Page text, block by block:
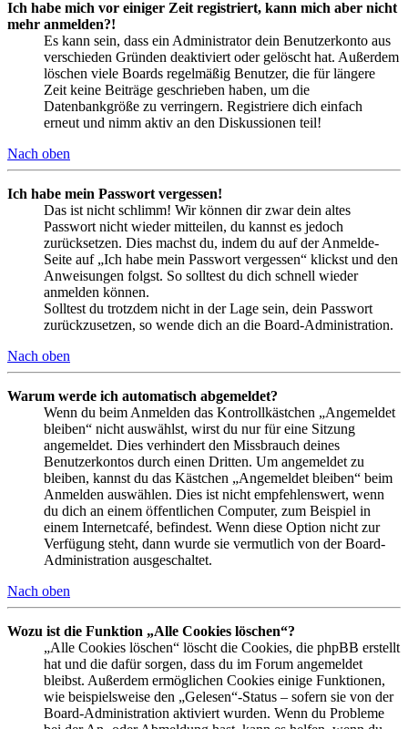
Ich habe mich vor einiger Zeit registriert, kann mich aber nicht
mehr anmelden?!
Es kann sein, dass ein Administrator dein Benutzerkonto aus
verschieden Gründen deaktiviert oder gelöscht hat. Außerdem
löschen viele Boards regelmäßig Benutzer, die für längere
Zeit keine Beiträge geschrieben haben, um die
Datenbankgröße zu verringern. Registriere dich einfach
erneut und nimm aktiv an den Diskussionen teil!
Nach oben
Ich habe mein Passwort vergessen!
Das ist nicht schlimm! Wir können dir zwar dein altes
Passwort nicht wieder mitteilen, du kannst es jedoch
zurücksetzen. Dies machst du, indem du auf der Anmelde-
Seite auf „Ich habe mein Passwort vergessen“ klickst und den
Anweisungen folgst. So solltest du dich schnell wieder
anmelden können.
Solltest du trotzdem nicht in der Lage sein, dein Passwort
zurückzusetzen, so wende dich an die Board-Administration.
Nach oben
Warum werde ich automatisch abgemeldet?
Wenn du beim Anmelden das Kontrollkästchen „Angemeldet
bleiben“ nicht auswählst, wirst du nur für eine Sitzung
angemeldet. Dies verhindert den Missbrauch deines
Benutzerkontos durch einen Dritten. Um angemeldet zu
bleiben, kannst du das Kästchen „Angemeldet bleiben“ beim
Anmelden auswählen. Dies ist nicht empfehlenswert, wenn
du dich an einem öffentlichen Computer, zum Beispiel in
einem Internetcafé, befindest. Wenn diese Option nicht zur
Verfügung steht, dann wurde sie vermutlich von der Board-
Administration ausgeschaltet.
Nach oben
Wozu ist die Funktion „Alle Cookies löschen“?
„Alle Cookies löschen“ löscht die Cookies, die phpBB erstellt
hat und die dafür sorgen, dass du im Forum angemeldet
bleibst. Außerdem ermöglichen Cookies einige Funktionen,
wie beispielsweise den „Gelesen“-Status – sofern sie von der
Board-Administration aktiviert wurden. Wenn du Probleme